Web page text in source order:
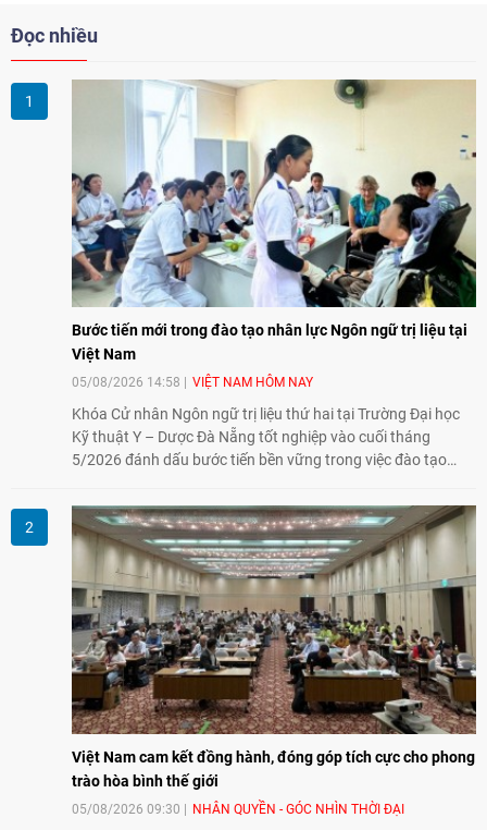
Đọc nhiều
Bước tiến mới trong đào tạo nhân lực Ngôn ngữ trị liệu tại
Việt Nam
05/08/2026 14:58 VIỆT NAM HÔM NAY
Khóa Cử nhân Ngôn ngữ trị liệu thứ hai tại Trường Đại học
Kỹ thuật Y – Dược Đà Nẵng tốt nghiệp vào cuối tháng
5/2026 đánh dấu bước tiến bền vững trong việc đào tạo
tại Việt Nam.
Việt Nam cam kết đồng hành, đóng góp tích cực cho phong
trào hòa bình thế giới
05/08/2026 09:30 NHÂN QUYỀN - GÓC NHÌN THỜI ĐẠI